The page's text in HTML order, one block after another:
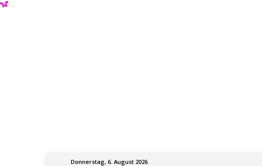
Donnerstag, 6. August 2026